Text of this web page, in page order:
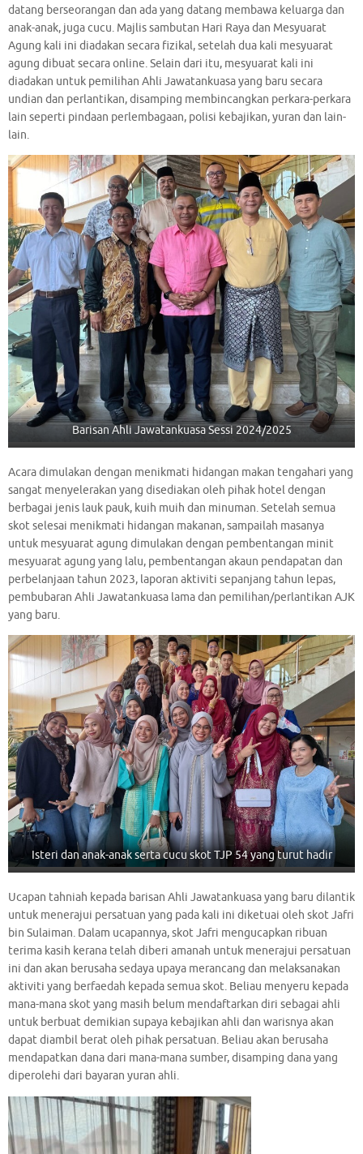
datang berseorangan dan ada yang datang membawa keluarga dan
anak-anak, juga cucu. Majlis sambutan Hari Raya dan Mesyuarat
Agung kali ini diadakan secara fizikal, setelah dua kali mesyuarat
agung dibuat secara online. Selain dari itu, mesyuarat kali ini
diadakan untuk pemilihan Ahli Jawatankuasa yang baru secara
undian dan perlantikan, disamping membincangkan perkara-perkara
lain seperti pindaan perlembagaan, polisi kebajikan, yuran dan lain-
lain.
Barisan Ahli Jawatankuasa Sessi 2024/2025
Acara dimulakan dengan menikmati hidangan makan tengahari yang
sangat menyelerakan yang disediakan oleh pihak hotel dengan
berbagai jenis lauk pauk, kuih muih dan minuman. Setelah semua
skot selesai menikmati hidangan makanan, sampailah masanya
untuk mesyuarat agung dimulakan dengan pembentangan minit
mesyuarat agung yang lalu, pembentangan akaun pendapatan dan
perbelanjaan tahun 2023, laporan aktiviti sepanjang tahun lepas,
pembubaran Ahli Jawatankuasa lama dan pemilihan/perlantikan AJK
yang baru.
Isteri dan anak-anak serta cucu skot TJP 54 yang turut hadir
Ucapan tahniah kepada barisan Ahli Jawatankuasa yang baru dilantik
untuk menerajui persatuan yang pada kali ini diketuai oleh skot Jafri
bin Sulaiman. Dalam ucapannya, skot Jafri mengucapkan ribuan
terima kasih kerana telah diberi amanah untuk menerajui persatuan
ini dan akan berusaha sedaya upaya merancang dan melaksanakan
aktiviti yang berfaedah kepada semua skot. Beliau menyeru kepada
mana-mana skot yang masih belum mendaftarkan diri sebagai ahli
untuk berbuat demikian supaya kebajikan ahli dan warisnya akan
dapat diambil berat oleh pihak persatuan. Beliau akan berusaha
mendapatkan dana dari mana-mana sumber, disamping dana yang
diperolehi dari bayaran yuran ahli.